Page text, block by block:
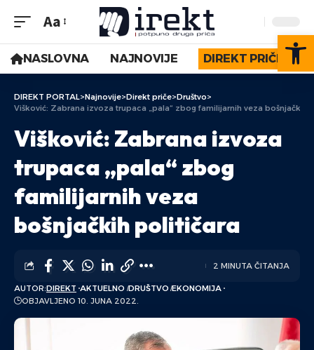
Aa
NASLOVNA NAJNOVIJE DIREKT PRIČE
DIREKT PORTAL>Najnovije>Direkt priče>Društvo>
Višković: Zabrana izvoza trupaca „pala“ zbog familijarnih veza bošnjačkih
Višković: Zabrana izvoza
trupaca „pala“ zbog
familijarnih veza
bošnjačkih političara
AUTOR:DIREKT AKTUELNO DRUŠTVO EKONOMIJA
OBJAVLJENO 10. JUNA 2022.
2 MINUTA ČITANJA